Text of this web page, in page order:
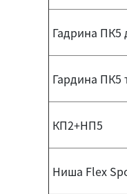
Гадрина ПК5
Гардина ПК5
КП2+НП5
Ниша Flex